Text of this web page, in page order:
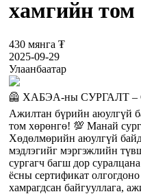
хамгийн том
430 мянга ₮
2025-09-29
Улаанбаатар
🦺 ХАБЭА-ны СУРГАЛТ
Ажилтан бүрийн аюулгүй
том хөрөнгө! 💯 Манай
Хөдөлмөрийн аюулгүй
мэдлэгийг мэргэжлийн
сургагч багш дор
ёсны сертификат
хамрагдсан байгууллага,